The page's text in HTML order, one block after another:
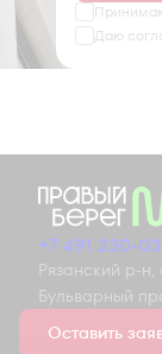
Даю
+7 491 230-
Рязанский р-н,
Бульварный
Оставить